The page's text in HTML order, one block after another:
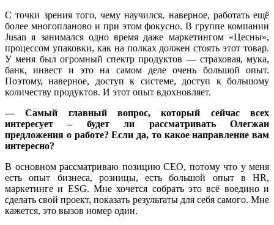
С точки зрения того, чему научился, наверное, работать ещё
более многопланово и при этом фокусно. В группе компании
Jusan я занимался одно время даже маркетингом «Цесны»,
процессом упаковки, как на полках должен стоять этот товар.
У меня был огромный спектр продуктов — страховая, мука,
банк, инвест и это на самом деле очень большой опыт.
Поэтому, наверное, доступ к системе, доступ к большому
количеству продуктов. И этот опыт вдохновляет.
— Самый главный вопрос, который сейчас всех
интересует – будет ли рассматривать Олегжан
предложения о работе? Если да, то какое направление вам
интересно?
В основном рассматриваю позицию СEO, потому что у меня
есть опыт бизнеса, розницы, есть большой опыт в HR,
маркетинге и ESG. Мне хочется собрать это всё воедино и
сделать свой проект, показать результаты для себя самого. Мне
кажется, это вызов номер один.